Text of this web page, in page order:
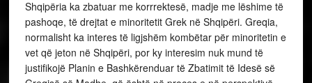
Shqipëria ka zbatuar me korrrektesë, madje me lëshime të
pashoqe, të drejtat e minoritetit Grek në Shqipëri. Greqia,
normalisht ka interes të ligjshëm kombëtar për minoritetin e
vet që jeton në Shqipëri, por ky interesim nuk mund të
justifikojë Planin e Bashkërenduar të Zbatimit të Idesë së